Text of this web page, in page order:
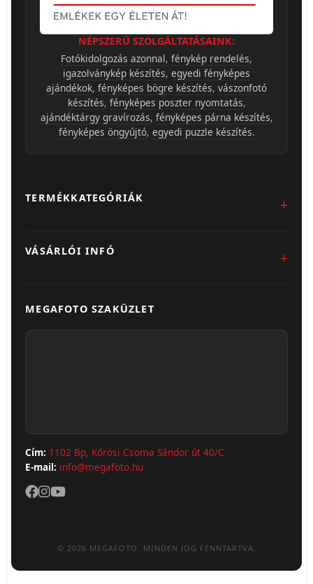
NÉPSZERŰ SZOLGÁLTATÁSAINK:
Fotókidolgozás azonnal, fénykép rendelés,
igazolványkép készítés, egyedi fényképes
ajándékok, fényképes bögre készítés, vászonfotó
készítés, fényképes poszter nyomtatás,
ajándéktárgy gravírozás, fényképes párna készítés,
fényképes öngyújtó, egyedi puzzle készítés.
TERMÉKKATEGÓRIÁK
Fotókidolgozás
Poszter & Falikép
Fotónaptár
VÁSÁRLÓI INFÓ
Szállítás & Fizetés
MEGAFOTO SZAKÜZLET
Cím: 1102 Bp, Kőrösi Csoma Sándor út 40/C
E-mail: info@megafoto.hu
© 2026 MEGAFOTO. MINDEN JOG FENNTARTVA.